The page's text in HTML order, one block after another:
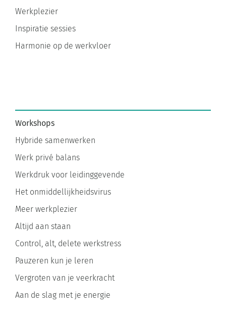
Werkplezier
Inspiratie sessies
Harmonie op de werkvloer
Workshops
Hybride samenwerken
Werk privé balans
Werkdruk voor leidinggevende
Het onmiddellijkheidsvirus
Meer werkplezier
Altijd aan staan
Control, alt, delete werkstress
Pauzeren kun je leren
Vergroten van je veerkracht
Aan de slag met je energie